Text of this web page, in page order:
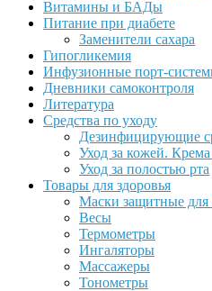
Витамины и БАДы
Питание при диабете
Заменители сахара
Гипогликемия
Инфузионные порт-
Дневники самоконтроля
Литература
Средства по уходу
Дезинфицирующие
Уход за кожей. Крема
Уход за полостью рта
Товары для здоровья
Маски защитные для
Весы
Термометры
Ингаляторы
Массажеры
Тонометры